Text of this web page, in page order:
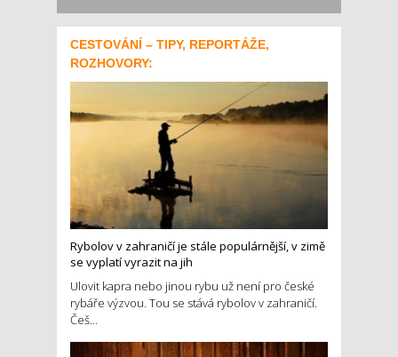
CESTOVÁNÍ – TIPY, REPORTÁŽE,
ROZHOVORY:
Rybolov v zahraničí je stále populárnější, v zimě
se vyplatí vyrazit na jih
Ulovit kapra nebo jinou rybu už není pro české
rybáře výzvou. Tou se stává rybolov v zahraničí.
Češ...